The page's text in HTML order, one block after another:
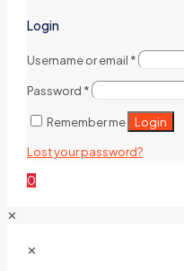
Login
Username or email *
Password *
Remember me Login
Lost your password?
0
✕
✕